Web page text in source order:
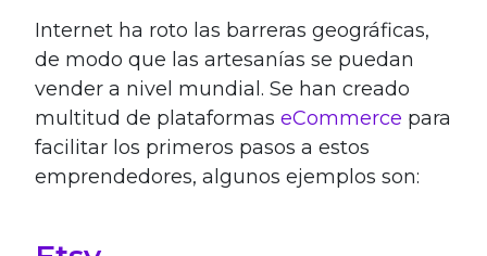
Internet ha roto las barreras geográficas,
de modo que las artesanías se puedan
vender a nivel mundial. Se han creado
multitud de plataformas eCommerce para
facilitar los primeros pasos a estos
emprendedores, algunos ejemplos son: